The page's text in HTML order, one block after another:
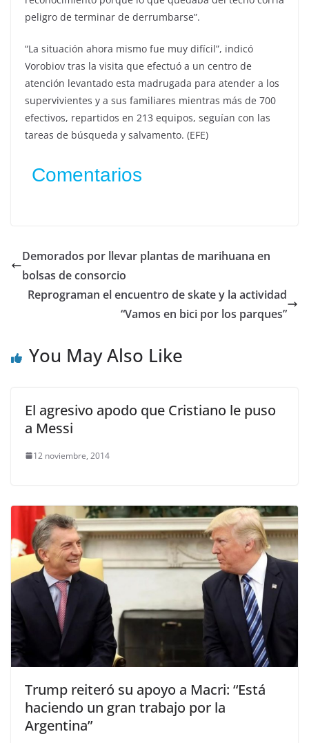
peligro de terminar de derrumbarse”.
“La situación ahora mismo fue muy difícil”, indicó
Vorobiov tras la visita que efectuó a un centro de
atención levantado esta madrugada para atender a los
supervivientes y a sus familiares mientras más de 700
efectivos, repartidos en 213 equipos, seguían con las
tareas de búsqueda y salvamento. (EFE)
Comentarios
Demorados por llevar plantas de marihuana en
bolsas de consorcio
Reprograman el encuentro de skate y la actividad
“Vamos en bici por los parques”
You May Also Like
El agresivo apodo que Cristiano le puso
a Messi
12 noviembre, 2014
Trump reiteró su apoyo a Macri: “Está
haciendo un gran trabajo por la
Argentina”